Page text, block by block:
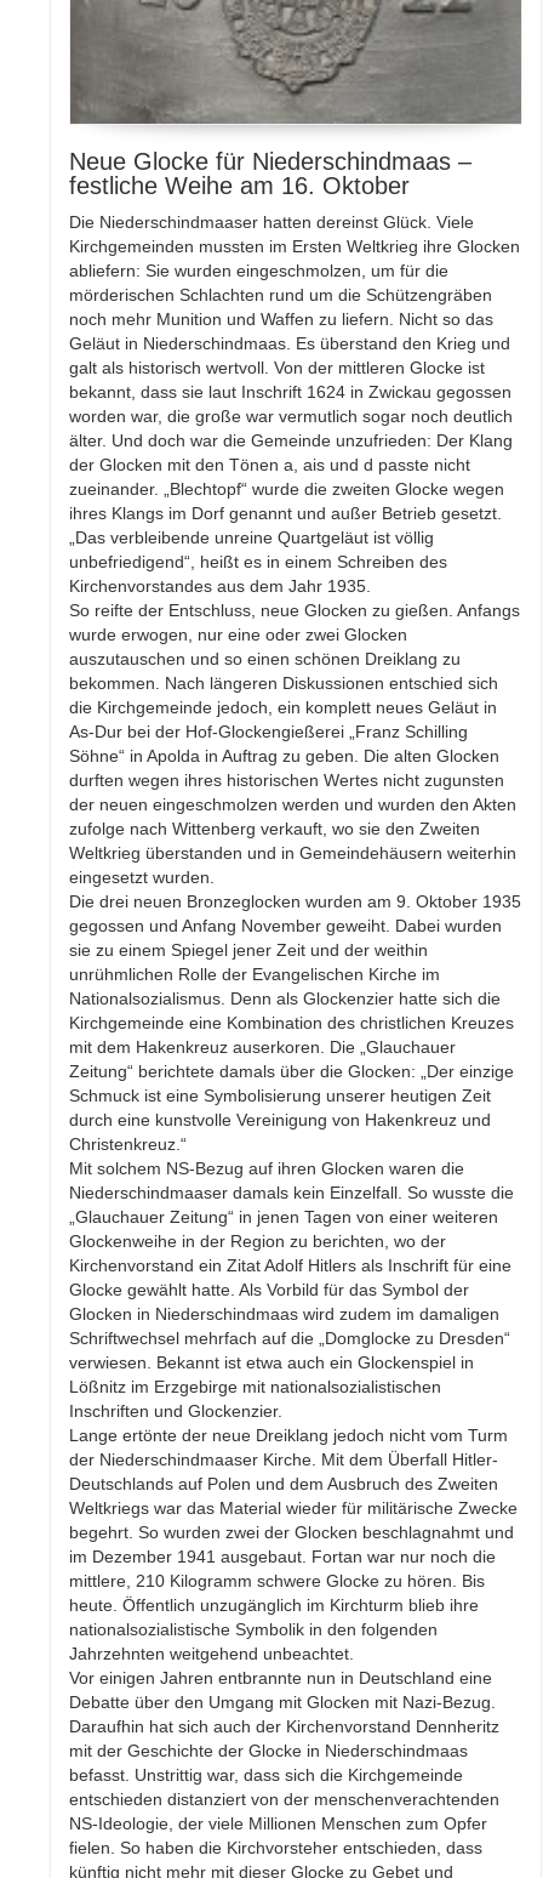
Neue Glocke für Niederschindmaas –
festliche Weihe am 16. Oktober
Die Niederschindmaaser hatten dereinst Glück. Viele
Kirchgemeinden mussten im Ersten Weltkrieg ihre Glocken
abliefern: Sie wurden eingeschmolzen, um für die
mörderischen Schlachten rund um die Schützengräben
noch mehr Munition und Waffen zu liefern. Nicht so das
Geläut in Niederschindmaas. Es überstand den Krieg und
galt als historisch wertvoll. Von der mittleren Glocke ist
bekannt, dass sie laut Inschrift 1624 in Zwickau gegossen
worden war, die große war vermutlich sogar noch deutlich
älter. Und doch war die Gemeinde unzufrieden: Der Klang
der Glocken mit den Tönen a, ais und d passte nicht
zueinander. „Blechtopf“ wurde die zweiten Glocke wegen
ihres Klangs im Dorf genannt und außer Betrieb gesetzt.
„Das verbleibende unreine Quartgeläut ist völlig
unbefriedigend“, heißt es in einem Schreiben des
Kirchenvorstandes aus dem Jahr 1935.
So reifte der Entschluss, neue Glocken zu gießen. Anfangs
wurde erwogen, nur eine oder zwei Glocken
auszutauschen und so einen schönen Dreiklang zu
bekommen. Nach längeren Diskussionen entschied sich
die Kirchgemeinde jedoch, ein komplett neues Geläut in
As-Dur bei der Hof-Glockengießerei „Franz Schilling
Söhne“ in Apolda in Auftrag zu geben. Die alten Glocken
durften wegen ihres historischen Wertes nicht zugunsten
der neuen eingeschmolzen werden und wurden den Akten
zufolge nach Wittenberg verkauft, wo sie den Zweiten
Weltkrieg überstanden und in Gemeindehäusern weiterhin
eingesetzt wurden.
Die drei neuen Bronzeglocken wurden am 9. Oktober 1935
gegossen und Anfang November geweiht. Dabei wurden
sie zu einem Spiegel jener Zeit und der weithin
unrühmlichen Rolle der Evangelischen Kirche im
Nationalsozialismus. Denn als Glockenzier hatte sich die
Kirchgemeinde eine Kombination des christlichen Kreuzes
mit dem Hakenkreuz auserkoren. Die „Glauchauer
Zeitung“ berichtete damals über die Glocken: „Der einzige
Schmuck ist eine Symbolisierung unserer heutigen Zeit
durch eine kunstvolle Vereinigung von Hakenkreuz und
Christenkreuz.“
Mit solchem NS-Bezug auf ihren Glocken waren die
Niederschindmaaser damals kein Einzelfall. So wusste die
„Glauchauer Zeitung“ in jenen Tagen von einer weiteren
Glockenweihe in der Region zu berichten, wo der
Kirchenvorstand ein Zitat Adolf Hitlers als Inschrift für eine
Glocke gewählt hatte. Als Vorbild für das Symbol der
Glocken in Niederschindmaas wird zudem im damaligen
Schriftwechsel mehrfach auf die „Domglocke zu Dresden“
verwiesen. Bekannt ist etwa auch ein Glockenspiel in
Lößnitz im Erzgebirge mit nationalsozialistischen
Inschriften und Glockenzier.
Lange ertönte der neue Dreiklang jedoch nicht vom Turm
der Niederschindmaaser Kirche. Mit dem Überfall Hitler-
Deutschlands auf Polen und dem Ausbruch des Zweiten
Weltkriegs war das Material wieder für militärische Zwecke
begehrt. So wurden zwei der Glocken beschlagnahmt und
im Dezember 1941 ausgebaut. Fortan war nur noch die
mittlere, 210 Kilogramm schwere Glocke zu hören. Bis
heute. Öffentlich unzugänglich im Kirchturm blieb ihre
nationalsozialistische Symbolik in den folgenden
Jahrzehnten weitgehend unbeachtet.
Vor einigen Jahren entbrannte nun in Deutschland eine
Debatte über den Umgang mit Glocken mit Nazi-Bezug.
Daraufhin hat sich auch der Kirchenvorstand Dennheritz
mit der Geschichte der Glocke in Niederschindmaas
befasst. Unstrittig war, dass sich die Kirchgemeinde
entschieden distanziert von der menschenverachtenden
NS-Ideologie, der viele Millionen Menschen zum Opfer
fielen. So haben die Kirchvorsteher entschieden, dass
künftig nicht mehr mit dieser Glocke zu Gebet und